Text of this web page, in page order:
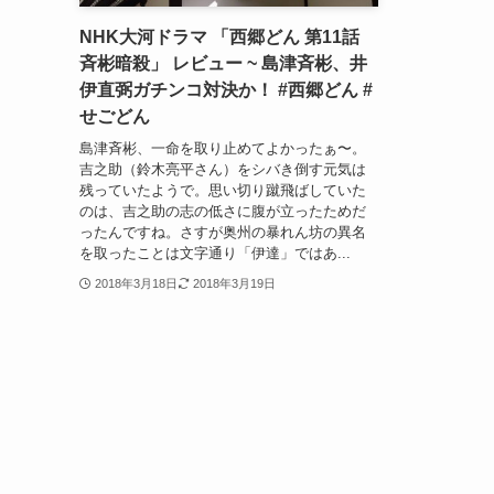
NHK大河ドラマ 「西郷どん 第11話
斉彬暗殺」 レビュー ~ 島津斉彬、井
伊直弼ガチンコ対決か！ #西郷どん #
せごどん
島津斉彬、一命を取り止めてよかったぁ〜。
吉之助（鈴木亮平さん）をシバき倒す元気は
残っていたようで。思い切り蹴飛ばしていた
のは、吉之助の志の低さに腹が立ったためだ
ったんですね。さすが奥州の暴れん坊の異名
を取ったことは文字通り「伊達」ではあ...
2018年3月18日 2018年3月19日